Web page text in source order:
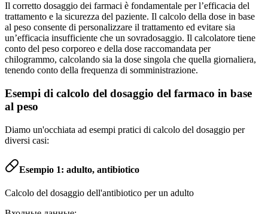
Il corretto dosaggio dei farmaci è fondamentale per l’efficacia del
trattamento e la sicurezza del paziente. Il calcolo della dose in base
al peso consente di personalizzare il trattamento ed evitare sia
un’efficacia insufficiente che un sovradosaggio. Il calcolatore tiene
conto del peso corporeo e della dose raccomandata per
chilogrammo, calcolando sia la dose singola che quella giornaliera,
tenendo conto della frequenza di somministrazione.
Esempi di calcolo del dosaggio del farmaco in base
al peso
Diamo un'occhiata ad esempi pratici di calcolo del dosaggio per
diversi casi:
Esempio 1: adulto, antibiotico
Calcolo del dosaggio dell'antibiotico per un adulto